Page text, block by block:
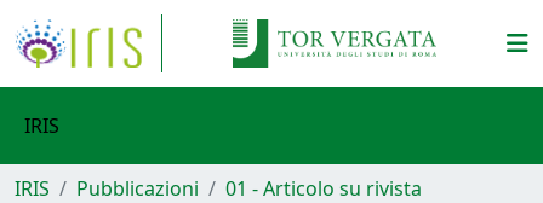
IRIS
IRIS Pubblicazioni 01 - Articolo su rivista